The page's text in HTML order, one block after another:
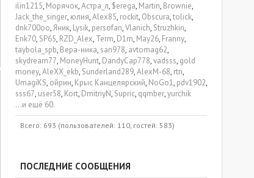
ilin1215 Морячок Астра_л $erega Martin Brownie
Jack_the_singer юлия Alex85 rockit Obscura tolick
dnk700oo Яник Lysik persofan Vlanich Struzhkin
Enk70 SP65 RZD_Alex Term D1m May26 Franny
taybola_spb Вера-ника san978 avtomag62
skydream77 MoneyHunt DandyCap778 vadsss gold
money AleXX_ekb Sunderland289 AlexM-68 rtn
UmagiKS ойрин Крыс Канцелярский NoGo1 pdv1902
sss67 user58 Kort DmitriyN Supric qqmber yurchik
...и ещё 60.
Всего: 693 (пользователей: 110, гостей: 583)
ПОСЛЕДНИЕ СООБЩЕНИЯ